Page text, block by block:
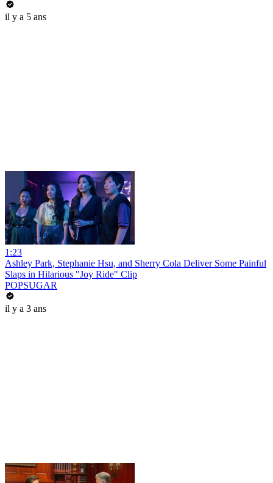
il y a 5 ans
1:23
Ashley Park, Stephanie Hsu, and Sherry Cola Deliver Some Painful
Slaps in Hilarious "Joy Ride" Clip
POPSUGAR
il y a 3 ans